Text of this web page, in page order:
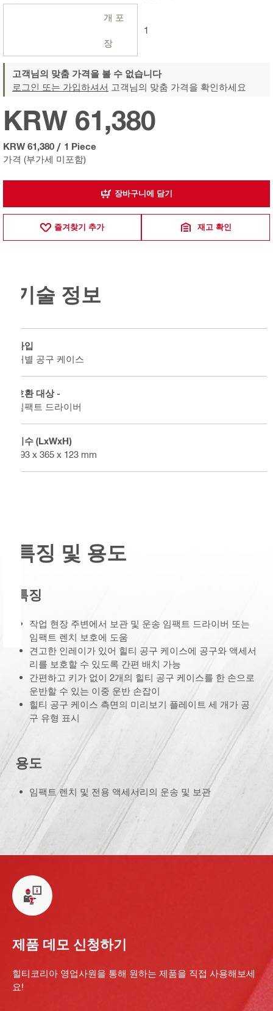
개 포
장
1
고객님의 맞춤 가격을 볼 수 없습니다
로그인 또는 가입하셔서 고객님의 맞춤 가격을 확인하세요
가격 (부가세 미포함)
KRW 61,380
KRW 61,380 / 1 Piece
장바구니에 담기
즐겨찾기 추가 재고 확인
기술 정보
타입
개별 공구 케이스
호환 대상 -
임팩트 드라이버
치수 (LxWxH)
393 x 365 x 123 mm
특징 및 용도
특징
작업 현장 주변에서 보관 및 운송 임팩트 드라이버 또는
임팩트 렌치 보호에 도움
견고한 인레이가 있어 힐티 공구 케이스에 공구와 액세서
리를 보호할 수 있도록 간편 배치 가능
간편하고 키가 없이 2개의 힐티 공구 케이스를 한 손으로
운반할 수 있는 이중 운반 손잡이
힐티 공구 케이스 측면의 미리보기 플레이트 세 개가 공
구 유형 표시
용도
임팩트 렌치 및 전용 액세서리의 운송 및 보관
제품 데모 신청하기
힐티코리아 영업사원을 통해 원하는 제품을 직접 사용해보세
요!